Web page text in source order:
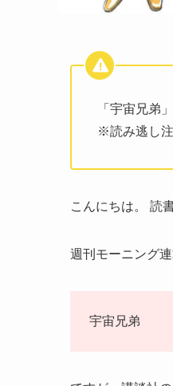
「宇宙兄弟
※読み逃し
こんにちは。 読
週刊モーニング
宇宙兄弟